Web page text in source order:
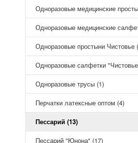
Одноразовые медицинские
Одноразовые медицинские
Одноразовые простыни Чистовье
Одноразовые салфетки
Одноразовые трусы (1)
Перчатки латексные оптом (4)
Пессарий (13)
Пессарий "Юнона" (17)